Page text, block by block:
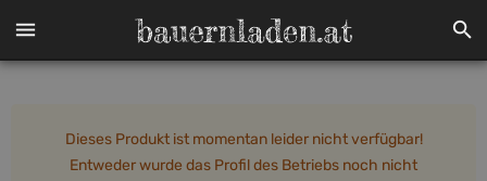
Dieses Produkt ist momentan leider nicht verfügbar!
Entweder wurde das Profil des Betriebs noch nicht